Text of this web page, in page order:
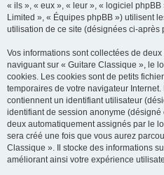
« ils », « eux », « leur », « logiciel
Limited », « Équipes phpBB ») utilisent
utilisation de ce site (désignées ci-après
Vos informations sont collectées de
naviguant sur « Guitare Classique », le
cookies. Les cookies sont de petits
temporaires de votre navigateur
contiennent un identifiant utilisateur
identifiant de session anonyme
deux automatiquement assignés par le
sera créé une fois que vous aurez
Classique ». Il stocke des informations
améliorant ainsi votre expérience